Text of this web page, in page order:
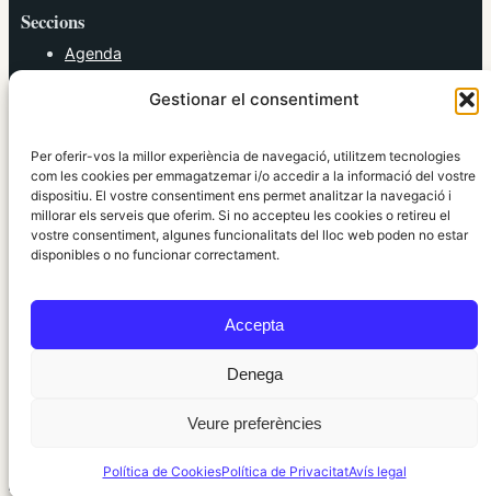
Gestionar el consentiment
Per oferir-vos la millor experiència de navegació, utilitzem tecnologies
com les cookies per emmagatzemar i/o accedir a la informació del vostre
dispositiu. El vostre consentiment ens permet analitzar la navegació i
millorar els serveis que oferim. Si no accepteu les cookies o retireu el
vostre consentiment, algunes funcionalitats del lloc web poden no estar
disponibles o no funcionar correctament.
Accepta
Denega
Veure preferències
Política de CookiesPolítica de PrivacitatAvís legal
Seccions
Agenda
Política
Societat
Tendències
elRidaura.com
Informació local, clara i propera ·Accés administració